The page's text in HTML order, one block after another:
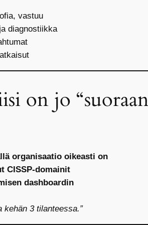
vastuu
diagnostiikka
on jo
organisaatio oikeasti on
CISSP-domainit
dashboardin
kehän 3 tilanteessa.”